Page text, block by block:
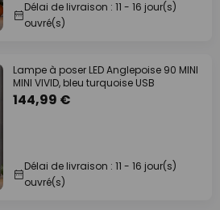
Délai de livraison : 11 - 16 jour(s)
ouvré(s)
Lampe à poser LED Anglepoise 90 MINI
MINI VIVID, bleu turquoise USB
144,99 €
Délai de livraison : 11 - 16 jour(s)
ouvré(s)